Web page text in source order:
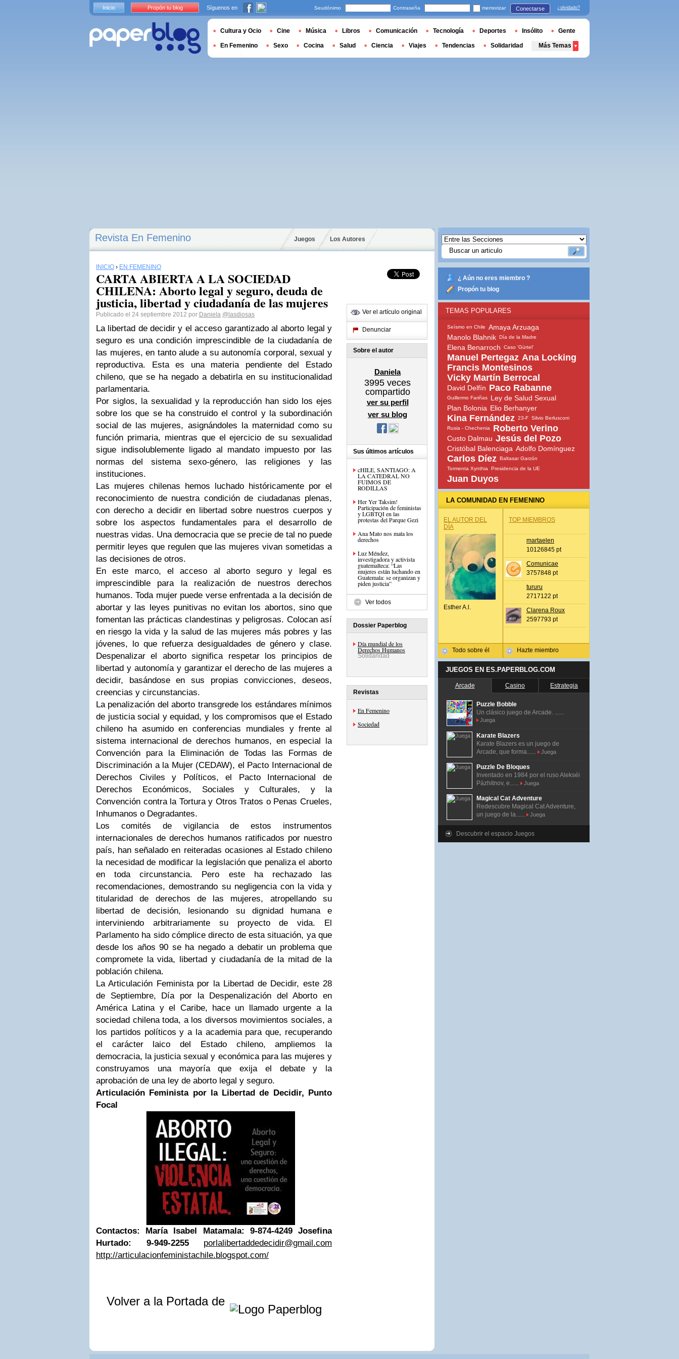
Revista En Femenino Juegos Los Autores
INICIO › EN FEMENINO
CARTA ABIERTA A LA SOCIEDAD
CHILENA: Aborto legal y seguro, deuda de
justicia, libertad y ciudadanía de las mujeres
Publicado el 24 septiembre 2012 por Daniela @lasdiosas
La libertad de decidir y el acceso garantizado al aborto legal y
seguro es una condición imprescindible de la ciudadanía de
las mujeres, en tanto alude a su autonomía corporal, sexual y
reproductiva. Esta es una materia pendiente del Estado
chileno, que se ha negado a debatirla en su institucionalidad
parlamentaria.
Por siglos, la sexualidad y la reproducción han sido los ejes
sobre los que se ha construido el control y la subordinación
social de las mujeres, asignándoles la maternidad como su
función primaria, mientras que el ejercicio de su sexualidad
sigue indisolublemente ligado al mandato impuesto por las
normas del sistema sexo-género, las religiones y las
instituciones.
Las mujeres chilenas hemos luchado históricamente por el
reconocimiento de nuestra condición de ciudadanas plenas,
con derecho a decidir en libertad sobre nuestros cuerpos y
sobre los aspectos fundamentales para el desarrollo de
nuestras vidas. Una democracia que se precie de tal no puede
permitir leyes que regulen que las mujeres vivan sometidas a
las decisiones de otros.
En este marco, el acceso al aborto seguro y legal es
imprescindible para la realización de nuestros derechos
humanos. Toda mujer puede verse enfrentada a la decisión de
abortar y las leyes punitivas no evitan los abortos, sino que
fomentan las prácticas clandestinas y peligrosas. Colocan así
en riesgo la vida y la salud de las mujeres más pobres y las
jóvenes, lo que refuerza desigualdades de género y clase.
Despenalizar el aborto significa respetar los principios de
libertad y autonomía y garantizar el derecho de las mujeres a
decidir, basándose en sus propias convicciones, deseos,
creencias y circunstancias.
La penalización del aborto transgrede los estándares mínimos
de justicia social y equidad, y los compromisos que el Estado
chileno ha asumido en conferencias mundiales y frente al
sistema internacional de derechos humanos, en especial la
Convención para la Eliminación de Todas las Formas de
Discriminación a la Mujer (CEDAW), el Pacto Internacional de
Derechos Civiles y Políticos, el Pacto Internacional de
Derechos Económicos, Sociales y Culturales, y la
Convención contra la Tortura y Otros Tratos o Penas Crueles,
Inhumanos o Degradantes.
Los comités de vigilancia de estos instrumentos
internacionales de derechos humanos ratificados por nuestro
país, han señalado en reiteradas ocasiones al Estado chileno
la necesidad de modificar la legislación que penaliza el aborto
en toda circunstancia. Pero este ha rechazado las
recomendaciones, demostrando su negligencia con la vida y
titularidad de derechos de las mujeres, atropellando su
libertad de decisión, lesionando su dignidad humana e
interviniendo arbitrariamente su proyecto de vida. El
Parlamento ha sido cómplice directo de esta situación, ya que
desde los años 90 se ha negado a debatir un problema que
compromete la vida, libertad y ciudadanía de la mitad de la
población chilena.
La Articulación Feminista por la Libertad de Decidir, este 28
de Septiembre, Día por la Despenalización del Aborto en
América Latina y el Caribe, hace un llamado urgente a la
sociedad chilena toda, a los diversos movimientos sociales, a
los partidos políticos y a la academia para que, recuperando
el carácter laico del Estado chileno, ampliemos la
democracia, la justicia sexual y económica para las mujeres y
construyamos una mayoría que exija el debate y la
aprobación de una ley de aborto legal y seguro.
Articulación Feminista por la Libertad de Decidir, Punto
Focal
Contactos: María Isabel Matamala: 9-874-4249 Josefina
Hurtado: 9-949-2255
porlalibertaddedecidir@gmail.com
http://articulacionfeministachile.blogspot.com/
Volver a la Portada de
Ver el artículo original
Denunciar
Sobre el autor
Daniela
3995 veces
compartido
ver su perfil
ver su blog
Sus últimos artículos
cHILE, SANTIAGO: A
LA CATEDRAL NO
FUIMOS DE
RODILLAS
Her Yer Taksim!
Participación de feministas
y LGBTQI en las
protestas del Parque Gezi
Ana Mato nos mata los
derechos
Luz Méndez,
investigadora y activista
guatemalteca: “Las
mujeres están luchando en
Guatemala: se organizan y
piden justicia”
Ver todos
Dossier Paperblog
Día mundial de los
Derechos Humanos
Solidaridad
Revistas
En Femenino
Sociedad
¿ Aún no eres miembro ?
Propón tu blog
TEMAS POPULARES
Seísmo en Chile
Amaya Arzuaga
Manolo Blahnik Día de la Madre
Elena Benarroch Caso 'Gürtel'
Manuel Pertegaz Ana Locking
Francis Montesinos
Vicky Martín Berrocal
David Delfín Paco Rabanne
Guillermo Fariñas
Ley de Salud Sexual
Plan Bolonia Elio Berhanyer
Kina Fernández 23-F Silvio Berlusconi
Rusia - Chechenia
Roberto Verino
Custo Dalmau Jesús del Pozo
Cristóbal Balenciaga Adolfo Domínguez
Carlos Díez Baltasar Garzón
Tormenta Xynthia
Presidencia de la UE
Juan Duyos
LA COMUNIDAD EN FEMENINO
EL AUTOR DEL
DÍA
Esther A.l.
Todo sobre él
TOP MIEMBROS
martaelen
10126845 pt
Comunicae
3757848 pt
tururu
2717122 pt
Clarena Roux
2597793 pt
Hazte miembro
JUEGOS EN ES.PAPERBLOG.COM
Arcade Casino Estrategia
Puzzle Bobble
Un clásico juego de Arcade. ......
Juega
Karate Blazers
Karate Blazers es un juego de
Arcade, que forma......
Juega
Puzzle De Bloques
Inventado en 1984 por el ruso Alekséi
Pázhitnov, e......
Juega
Magical Cat Adventure
Redescubre Magical Cat Adventure,
un juego de la......
Juega
Descubrir el espacio Juegos
Inicio Propón tu blog Síguenos en Seudónimo Contraseña memorizar Conectarse ¿olvidado?
Cultura y Ocio Cine Música Libros Comunicación Tecnología Deportes Insólito Gente
En Femenino Sexo Cocina Salud Ciencia Viajes Tendencias Solidaridad Más Temas